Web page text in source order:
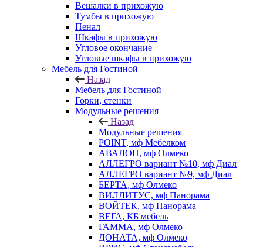
Вешалки в прихожую
Тумбы в прихожую
Пенал
Шкафы в прихожую
Угловое окончание
Угловые шкафы в прихожую
Мебель для Гостиной
Назад
Мебель для Гостиной
Горки, стенки
Модульные решения
Назад
Модульные решения
POINT, мф Мебелком
АВАЛОН, мф Олмеко
АЛЛЕГРО вариант №10, мф Диал
АЛЛЕГРО вариант №9, мф Диал
БЕРТА, мф Олмеко
ВИЛЛИТУС, мф Панорама
ВОЙТЕК, мф Панорама
ВЕГА, КБ мебель
ГАММА, мф Олмеко
ДОНАТА, мф Олмеко